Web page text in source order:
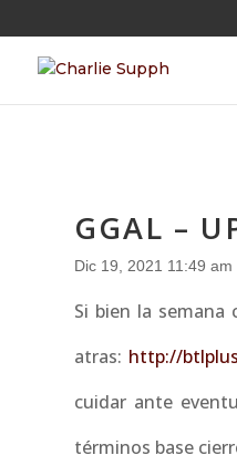
GGAL –
Dic 19, 2021 11:49 am
Si bien la
atras: http://
cuidar ante
términos base